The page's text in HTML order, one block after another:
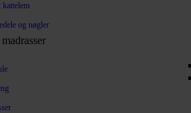
kattelem
og nøgler